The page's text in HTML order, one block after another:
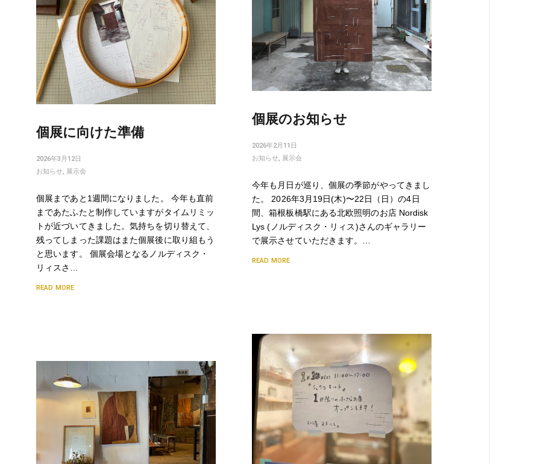
個展に向けた準備
2026年3月12日
お知らせ
展示会
個展まであと1週間になりました。 今年も直前
まであたふたと制作していますがタイムリミッ
トが近づいてきました。気持ちを切り替えて、
残ってしまった課題はまた個展後に取り組もう
と思います。 個展会場となるノルディスク・
リィスさ…
READ MORE
個展のお知らせ
2026年2月11日
お知らせ, 展示会
今年も月日が巡り、個展の季節がやってきまし
た。 2026年3月19日(木)〜22日（日）の4日
間、箱根板橋駅にある北欧照明のお店 Nordisk
Lys (ノルディスク・リィス)さんのギャラリー
で展示させていただきます。…
READ MORE